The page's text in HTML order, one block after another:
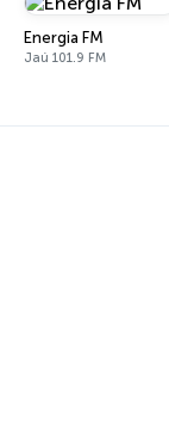
Energia FM
Jaú 101.9 FM